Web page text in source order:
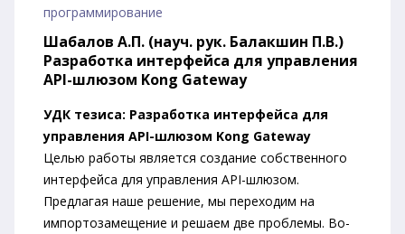
программирование
Шабалов А.П. (науч. рук. Балакшин П.В.)
Разработка интерфейса для управления
API-шлюзом Kong Gateway
УДК тезиса: Разработка интерфейса для
управления API-шлюзом Kong Gateway
Целью работы является создание собственного
интерфейса для управления API-шлюзом.
Предлагая наше решение, мы переходим на
импортозамещение и решаем две проблемы. Во-